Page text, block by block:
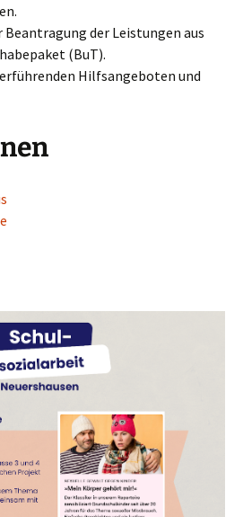
der Leistungen aus
(BuT).
Hilfsangeboten und